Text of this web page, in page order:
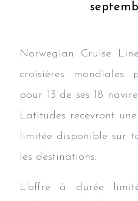
Norwegian Cruise
croisières mondiales
pour 13 de ses 18
Latitudes recevront
limitée disponible sur
les destinations.
L'offre à durée